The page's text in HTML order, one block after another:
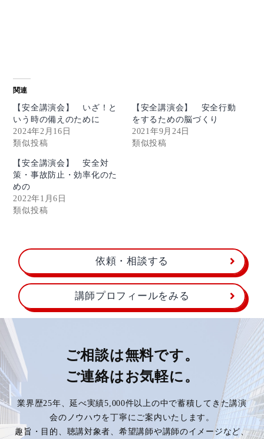
関連
【安全講演会】 いざ！と
いう時の備えのために
2024年2月16日
類似投稿
【安全講演会】 安全行動
をするための脳づくり
2021年9月24日
類似投稿
【安全講演会】 安全対
策・事故防止・効率化のた
めの
2022年1月6日
類似投稿
依頼・相談する
講師プロフィールをみる
ご相談は無料です。
ご連絡はお気軽に。
業界歴25年、延べ実績5,000件以上の中で蓄積してきた講演
会のノウハウを丁寧にご案内いたします。
趣旨・目的、聴講対象者、希望講師や講師のイメージなど、